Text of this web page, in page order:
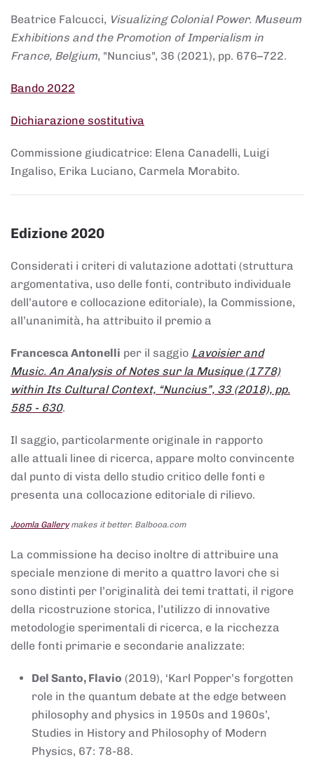
Beatrice Falcucci, Visualizing Colonial Power. Museum
Exhibitions and the Promotion of Imperialism in
France, Belgium, "Nuncius", 36 (2021), pp. 676–722.
Bando 2022
Dichiarazione sostitutiva
Commissione giudicatrice: Elena Canadelli, Luigi
Ingaliso, Erika Luciano, Carmela Morabito.
Edizione 2020
Considerati i criteri di valutazione adottati (struttura
argomentativa, uso delle fonti, contributo individuale
dell’autore e collocazione editoriale), la Commissione,
all’unanimità, ha attribuito il premio a
Francesca Antonelli per il saggio Lavoisier and
Music. An Analysis of Notes sur la Musique (1778)
within Its Cultural Context, “Nuncius”, 33 (2018), pp.
585 - 630.
Il saggio, particolarmente originale in rapporto
alle attuali linee di ricerca, appare molto convincente
dal punto di vista dello studio critico delle fonti e
presenta una collocazione editoriale di rilievo.
Joomla Gallerymakes it better. Balbooa.com
La commissione ha deciso inoltre di attribuire una
speciale menzione di merito a quattro lavori che si
sono distinti per l’originalità dei temi trattati, il rigore
della ricostruzione storica, l’utilizzo di innovative
metodologie sperimentali di ricerca, e la ricchezza
delle fonti primarie e secondarie analizzate:
Del Santo, Flavio (2019), ‘Karl Popper’s forgotten
role in the quantum debate at the edge between
philosophy and physics in 1950s and 1960s’,
Studies in History and Philosophy of Modern
Physics, 67: 78-88.